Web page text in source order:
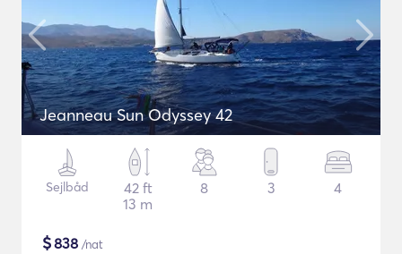
Jeanneau Sun Odyssey 42
Sejlbåd
42 ft
13 m
8 3 4
$838 /nat